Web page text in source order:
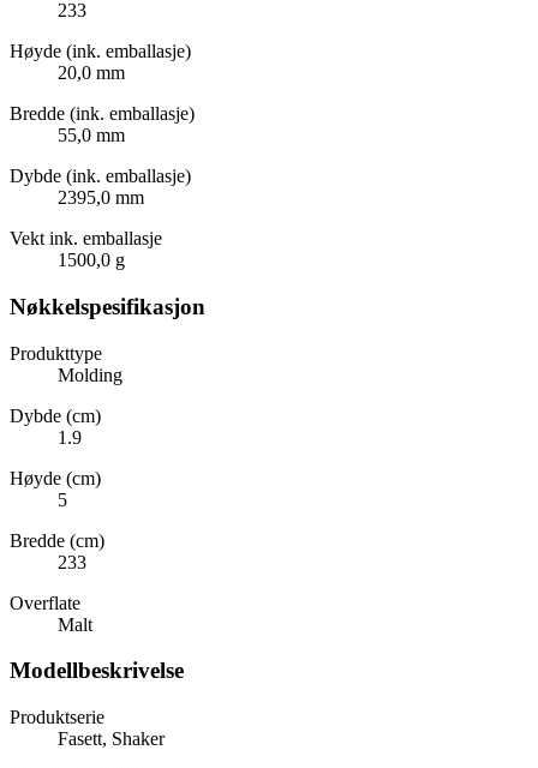
233
Høyde (ink. emballasje)
20,0 mm
Bredde (ink. emballasje)
55,0 mm
Dybde (ink. emballasje)
2395,0 mm
Vekt ink. emballasje
1500,0 g
Nøkkelspesifikasjon
Produkttype
Molding
Dybde (cm)
1.9
Høyde (cm)
5
Bredde (cm)
233
Overflate
Malt
Modellbeskrivelse
Produktserie
Fasett, Shaker